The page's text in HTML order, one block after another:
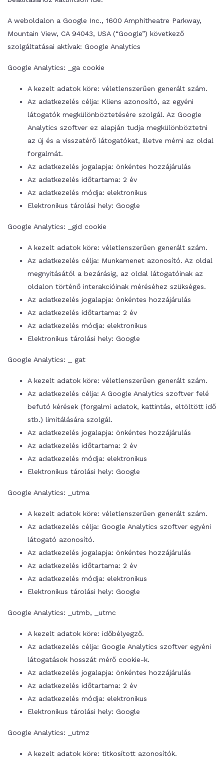
A weboldalon a Google Inc., 1600 Amphitheatre Parkway,
Mountain View, CA 94043, USA (“Google”) következő
szolgáltatásai aktívak: Google Analytics
Google Analytics: _ga cookie
A kezelt adatok köre: véletlenszerűen generált szám.
Az adatkezelés célja: Kliens azonosító, az egyéni
látogatók megkülönböztetésére szolgál. Az Google
Analytics szoftver ez alapján tudja megkülönböztetni
az új és a visszatérő látogatókat, illetve mérni az oldal
forgalmát.
Az adatkezelés jogalapja: önkéntes hozzájárulás
Az adatkezelés időtartama: 2 év
Az adatkezelés módja: elektronikus
Elektronikus tárolási hely: Google
Google Analytics: _gid cookie
A kezelt adatok köre: véletlenszerűen generált szám.
Az adatkezelés célja: Munkamenet azonosító. Az oldal
megnyitásától a bezárásig, az oldal látogatóinak az
oldalon történő interakcióinak méréséhez szükséges.
Az adatkezelés jogalapja: önkéntes hozzájárulás
Az adatkezelés időtartama: 2 év
Az adatkezelés módja: elektronikus
Elektronikus tárolási hely: Google
Google Analytics: _ gat
A kezelt adatok köre: véletlenszerűen generált szám.
Az adatkezelés célja: A Google Analytics szoftver felé
befutó kérések (forgalmi adatok, kattintás, eltöltött idő
stb.) limitálására szolgál.
Az adatkezelés jogalapja: önkéntes hozzájárulás
Az adatkezelés időtartama: 2 év
Az adatkezelés módja: elektronikus
Elektronikus tárolási hely: Google
Google Analytics: _utma
A kezelt adatok köre: véletlenszerűen generált szám.
Az adatkezelés célja: Google Analytics szoftver egyéni
látogató azonosító.
Az adatkezelés jogalapja: önkéntes hozzájárulás
Az adatkezelés időtartama: 2 év
Az adatkezelés módja: elektronikus
Elektronikus tárolási hely: Google
Google Analytics: _utmb, _utmc
A kezelt adatok köre: időbélyegző.
Az adatkezelés célja: Google Analytics szoftver egyéni
látogatások hosszát mérő cookie-k.
Az adatkezelés jogalapja: önkéntes hozzájárulás
Az adatkezelés időtartama: 2 év
Az adatkezelés módja: elektronikus
Elektronikus tárolási hely: Google
Google Analytics: _utmz
A kezelt adatok köre: titkosított azonosítók.